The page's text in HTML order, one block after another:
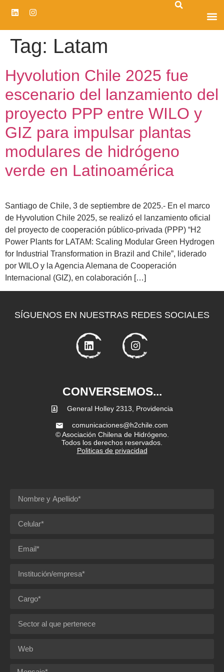
Tag: Latam
Hyvolution Chile 2025 fue
escenario del lanzamiento del
proyecto PPP entre WILO y
GIZ para impulsar plantas
modulares de hidrógeno
verde en Latinoamérica
Santiago de Chile, 3 de septiembre de 2025.- En el marco
de Hyvolution Chile 2025, se realizó el lanzamiento oficial
del proyecto de cooperación público-privada (PPP) “H2
Power Plants for LATAM: Scaling Modular Green Hydrogen
for Industrial Transformation in Brazil and Chile”, liderado
por WILO y la Agencia Alemana de Cooperación
Internacional (GIZ), en colaboración […]
SÍGUENOS EN NUESTRAS REDES SOCIALES
CONVERSEMOS...
General Holley 2313, Providencia
comunicaciones@h2chile.com
© Asociación Chilena de Hidrógeno.
Todos los derechos reservados.
Politicas de privacidad